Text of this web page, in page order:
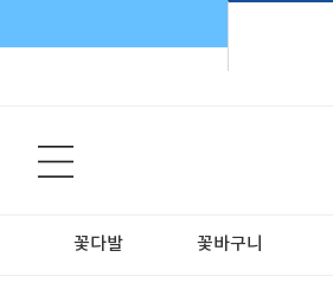
꽃다발 꽃바구니